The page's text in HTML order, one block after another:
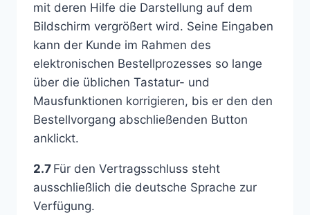
mit deren Hilfe die Darstellung auf dem
Bildschirm vergrößert wird. Seine Eingaben
kann der Kunde im Rahmen des
elektronischen Bestellprozesses so lange
über die üblichen Tastatur- und
Mausfunktionen korrigieren, bis er den den
Bestellvorgang abschließenden Button
anklickt.
2.7 Für den Vertragsschluss steht
ausschließlich die deutsche Sprache zur
Verfügung.